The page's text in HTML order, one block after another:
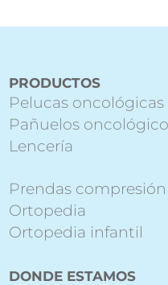
PRODUCTOS
Pelucas oncológicas
Pañuelos
Lencería
Prendas compresión
Ortopedia
Ortopedia infantil
DONDE ESTAMOS